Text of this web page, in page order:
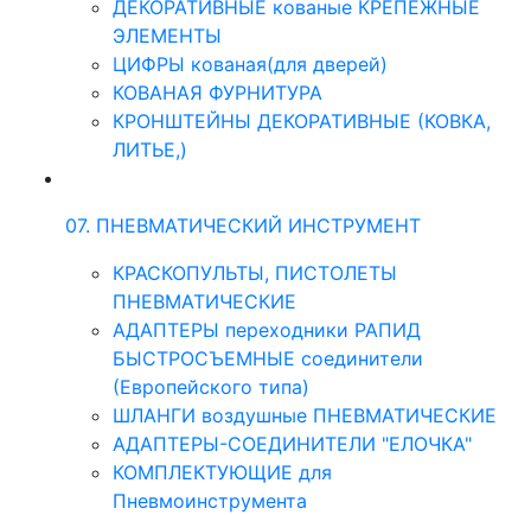
ДЕКОРАТИВНЫЕ кованые КРЕПЕЖНЫЕ
ЭЛЕМЕНТЫ
ЦИФРЫ кованая(для дверей)
КОВАНАЯ ФУРНИТУРА
КРОНШТЕЙНЫ ДЕКОРАТИВНЫЕ (КОВКА,
ЛИТЬЕ,)
07. ПНЕВМАТИЧЕСКИЙ ИНСТРУМЕНТ
КРАСКОПУЛЬТЫ, ПИСТОЛЕТЫ
ПНЕВМАТИЧЕСКИЕ
АДАПТЕРЫ переходники РАПИД
БЫСТРОСЪЕМНЫЕ соединители
(Европейского типа)
ШЛАНГИ воздушные ПНЕВМАТИЧЕСКИЕ
АДАПТЕРЫ-СОЕДИНИТЕЛИ "ЕЛОЧКА"
КОМПЛЕКТУЮЩИЕ для
Пневмоинструмента